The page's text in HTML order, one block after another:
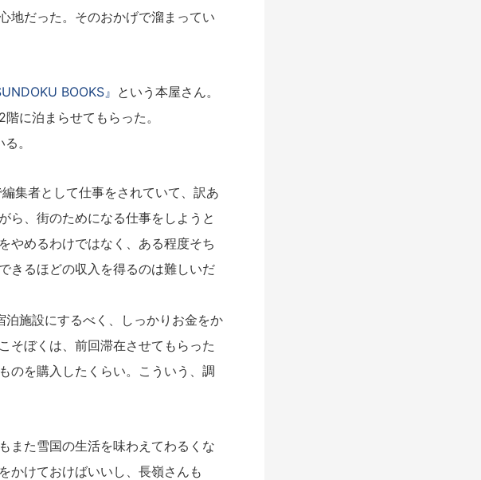
地だった。そのおかげで溜まってい
BOOKS』 という本屋さん。
に泊まらせてもらった。
。
集者として仕事をされていて、訳あ
ら、街のためになる仕事をしようと
やめるわけではなく、ある程度そち
きるほどの収入を得るのは難しいだ
施設にするべく、しっかりお金をか
そぼくは、前回滞在させてもらった
のを購入したくらい。こういう、調
また雪国の生活を味わえてわるくな
かけておけばいいし、長嶺さんも